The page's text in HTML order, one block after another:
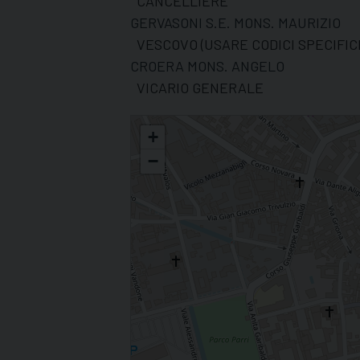
GERVASONI S.E. MONS. MAURIZIO
VESCOVO (USARE CODICI
CROERA MONS. ANGELO
VICARIO GENERALE
DIOCESI DI VIGEVANO
+
−